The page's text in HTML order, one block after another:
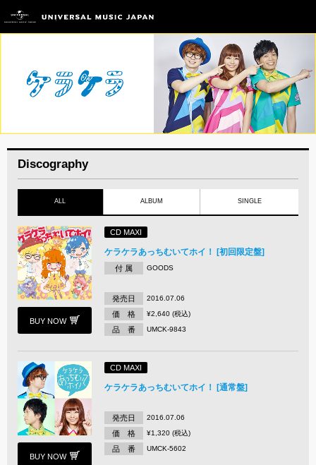
Discography
ALL ALBUM SINGLE
BUY NOW
CD MAXI
ケラケラあっちむいてホイ！ [初回限定盤]
付 属 GOODS
発売日 2016.07.06
価 格 ¥2,640 (税込)
品 番 UMCK-9843
BUY NOW
CD MAXI
ケラケラあっちむいてホイ！ [通常盤]
発売日 2016.07.06
価 格 ¥1,320 (税込)
品 番 UMCK-5602